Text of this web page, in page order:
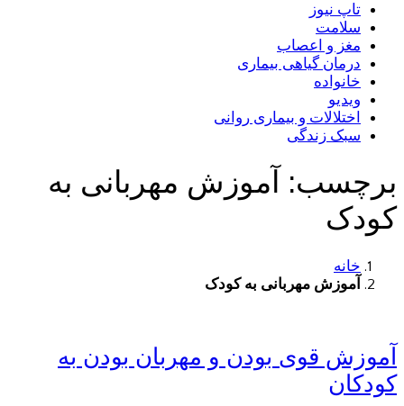
تاپ نیوز
سلامت
مغز و اعصاب
درمان گیاهی بیماری
خانواده
ویدیو
اختلالات و بیماری روانی
سبک زندگی
برچسب: آموزش مهربانی به
کودک
خانه
آموزش مهربانی به کودک
آموزش قوی بودن و مهربان بودن به
کودکان